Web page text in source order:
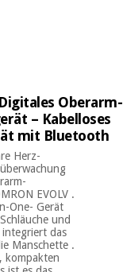
Oberarm-
– Kabelloses
mit Bluetooth
Herz-
EVOLV .
One- Gerät
und
das
Manschette .
kompakten